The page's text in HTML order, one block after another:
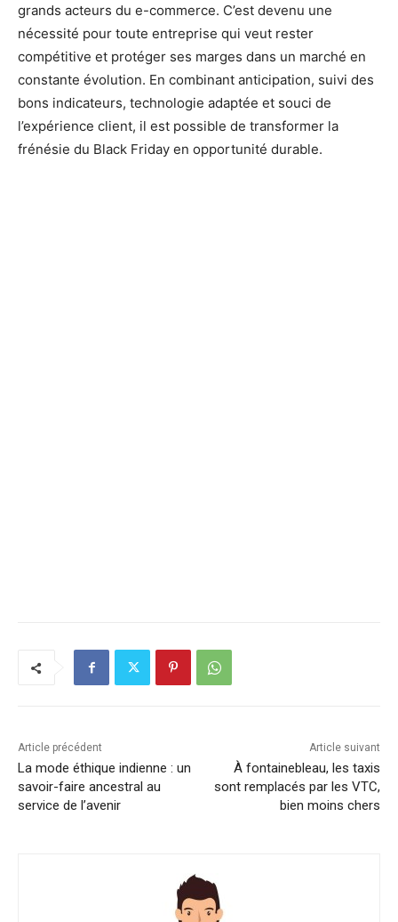
grands acteurs du e-commerce. C’est devenu une
nécessité pour toute entreprise qui veut rester
compétitive et protéger ses marges dans un marché en
constante évolution. En combinant anticipation, suivi des
bons indicateurs, technologie adaptée et souci de
l’expérience client, il est possible de transformer la
frénésie du Black Friday en opportunité durable.
Article précédent
La mode éthique indienne : un
savoir-faire ancestral au
service de l’avenir
Article suivant
À fontainebleau, les taxis
sont remplacés par les VTC,
bien moins chers